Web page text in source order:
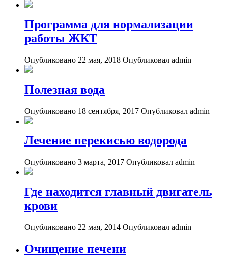
Программа для нормализации
работы ЖКТ
Опубликовано 22 мая, 2018 Опубликовал admin
Полезная вода
Опубликовано 18 сентября, 2017 Опубликовал admin
Лечение перекисью водорода
Опубликовано 3 марта, 2017 Опубликовал admin
Где находится главный двигатель
крови
Опубликовано 22 мая, 2014 Опубликовал admin
Очищение печени